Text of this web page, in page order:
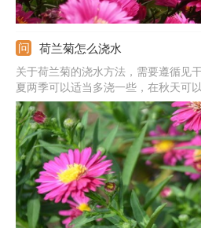
荷兰菊怎么浇水
关于荷兰菊的浇水方法，需要遵循见
夏两季可以适当多浇一些，在秋天可
次冻水，然后冬天就不需要再浇水了